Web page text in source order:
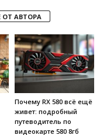
АВТОРА
Почему RX 580 всё ещё
живет: подробный
путеводитель по
видеокарте 580 8гб